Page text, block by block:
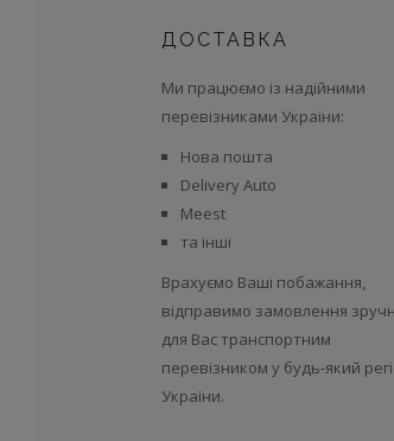
ДОСТАВКА
Ми працюємо із надійними
перевізниками України:
Нова пошта
Delivery Auto
Meest
та інші
Врахуємо Ваші побажання,
відправимо замовлення
для Вас транспортним
перевізником у будь-який
України.